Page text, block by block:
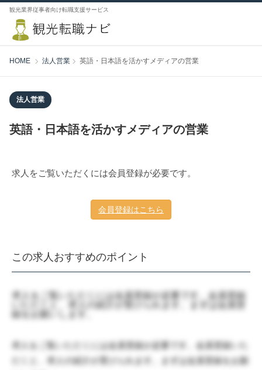
観光業界従事者向け転職支援サービス
HOME 法人営業 英語・日本語を活かすメディアの営業
法人営業
英語・日本語を活かすメディアの営業
求人をご覧いただくには会員登録が必要です。
会員登録はこちら
この求人おすすめのポイント
求人をご覧いただくには会員登録が必要です。会員登録
録をお願いします。
求人をご覧いただくには会員登録が必要です。会員登録いた
だくと、求人の紹介が受けられます。まずは会員登録をお願